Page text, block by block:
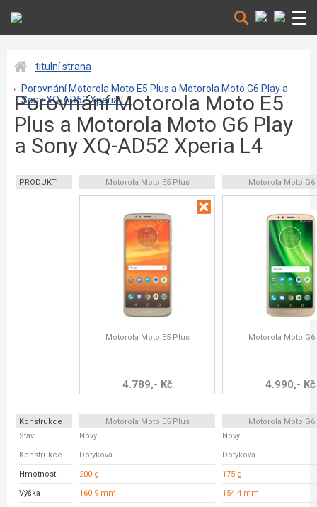
titulní strana
Porovnání Motorola Moto E5 Plus a Motorola Moto G6 Play a
Sony XQ-AD52 Xperia L4
Porovnání Motorola Moto E5
Plus a Motorola Moto G6 Play
a Sony XQ-AD52 Xperia L4
PRODUKT Motorola Moto E5 Plus Motorola Moto G6
Motorola Moto E5 Plus
4.789,- Kč
Motorola Moto G6
4.990,- Kč
Konstrukce Motorola Moto E5 Plus
Motorola Moto G6
Stav
Nový Nový
Konstrukce Dotyková Dotyková
Hmotnost 200 g 175 g
Výška 160.9 mm 154.4 mm